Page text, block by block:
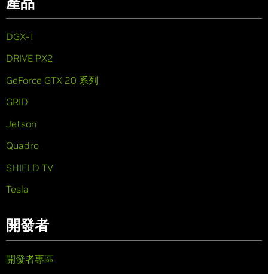
DGX-1
DRIVE PX2
GeForce GTX 20 系列
GRID
Jetson
Quadro
SHIELD TV
Tesla
開發者
開發者專區